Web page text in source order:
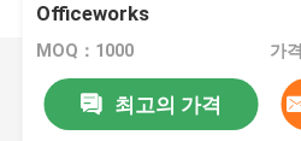
Officeworks
MOQ：1000 가
최고의 가격